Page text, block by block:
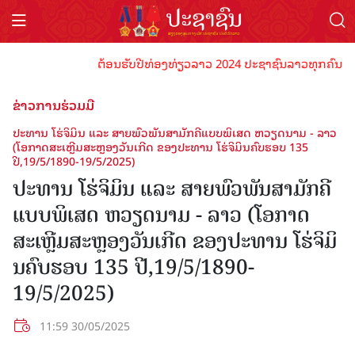
ຕ້ອນຮັບປີທ່ອງທ່ຽວລາວ 2024 ປະຊາຊົນລາວທຸກຄົນຈົ່ງພ້ອ
ຂ່າວການຮ່ວມມື
ປະທານ ໂຮ່ຈິມິນ ແລະ ສາຍພົວພັນສາມັກຄີແບບພິເສດ ຫວຽດນາມ - ລາວ
(ໂອກາດສະເຫຼີມສະຫຼອງວັນເກີດ ຂອງປະທານ ໂຮ່ຈິມິນຄົບຮອບ 135
ປີ,19/5/1890-19/5/2025)
ປະທານ ໂຮ່ຈິມິນ ແລະ ສາຍພົວພັນສາມັກຄີ
ແບບພິເສດ ຫວຽດນາມ - ລາວ (ໂອກາດ
ສະເຫຼີມສະຫຼອງວັນເກີດ ຂອງປະທານ ໂຮ່ຈິມິ
ນຄົບຮອບ 135 ປີ,19/5/1890-
19/5/2025)
11:59 30/05/2025